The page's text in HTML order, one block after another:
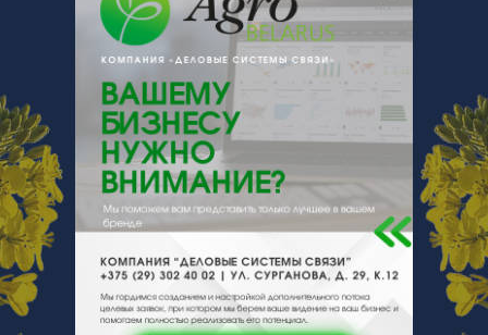
+ 375 Показать телефоны
e-mail:a:2:{s:5:"VALUE";a:0:
{}s:11:"DESCRIPTION";a:0:{}}
225710, , , , Пинск, Полесская 5а
Отзывы Еще